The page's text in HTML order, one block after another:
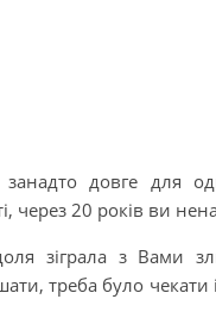
довге для
20 років ви
зіграла з Вами
треба було чекати